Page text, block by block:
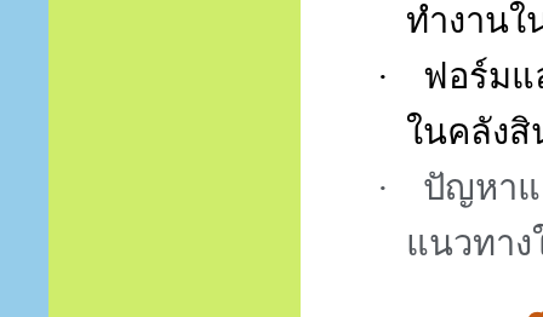
ทำงาน
·
ฟอร์มแ
ในคลังสิ
·
ปัญหาแ
แนวทาง